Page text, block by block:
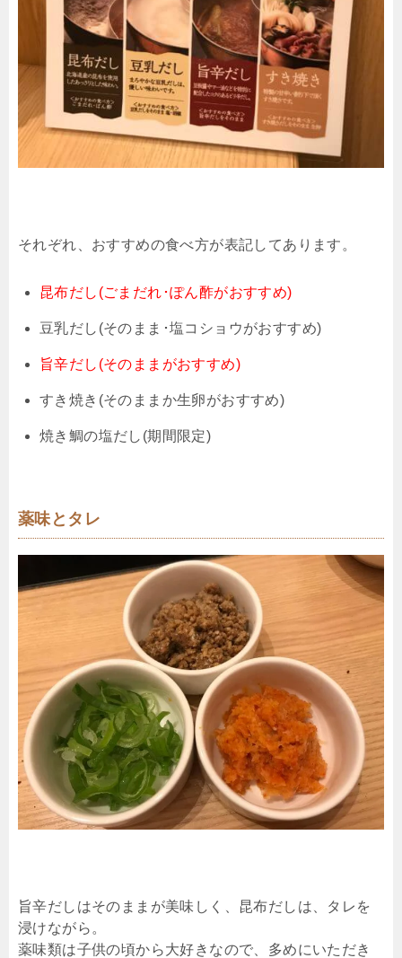
それぞれ、おすすめの食べ方が表記してあります。
昆布だし(ごまだれ･ぽん酢がおすすめ)
豆乳だし(そのまま･塩コショウがおすすめ)
旨辛だし(そのままがおすすめ)
すき焼き(そのままか生卵がおすすめ)
焼き鯛の塩だし(期間限定)
薬味とタレ
旨辛だしはそのままが美味しく、昆布だしは、タレを
浸けながら。
薬味類は子供の頃から大好きなので、多めにいただき